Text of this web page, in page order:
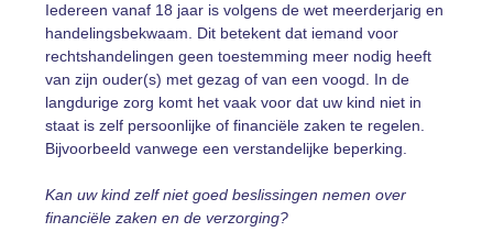
Iedereen vanaf 18 jaar is volgens de wet meerderjarig en
handelingsbekwaam. Dit betekent dat iemand voor
rechtshandelingen geen toestemming meer nodig heeft
van zijn ouder(s) met gezag of van een voogd. In de
langdurige zorg komt het vaak voor dat uw kind niet in
staat is zelf persoonlijke of financiële zaken te regelen.
Bijvoorbeeld vanwege een verstandelijke beperking.
Kan uw kind zelf niet goed beslissingen nemen over
financiële zaken en de verzorging?